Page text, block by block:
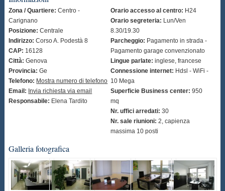
Zona / Quartiere: Centro -
Carignano
Posizione: Centrale
Indirizzo: Corso A. Podestà 8
CAP: 16128
Città: Genova
Provincia: Ge
Telefono: Mostra numero di telefono
Email: Invia richiesta via email
Responsabile: Elena Tardito
Orario accesso al centro: H24
Orario segreteria: Lun/Ven
8.30/19.30
Parcheggio: Pagamento in strada -
Pagamento garage convenzionato
Lingue parlate: inglese, francese
Connessione internet: Hdsl - WiFi -
10 Mega
Superficie Business center: 950
mq
Nr. uffici arredati: 30
Nr. sale riunioni: 2, capienza
massima 10 posti
Galleria fotografica